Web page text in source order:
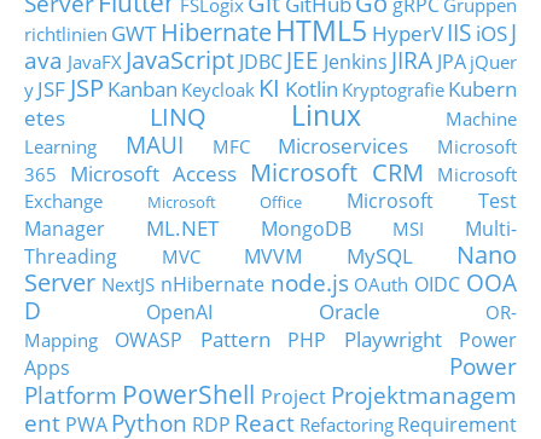
richtlinien GWT HibernateHTML5 HyperVIIS iOSJ
ava JavaFX JavaScript JDBC JEE Jenkins JIRA JPA jQuer
y JSF JSP Kanban Keycloak KI Kotlin Kryptografie Kubern
etes
LINQ Linux
Machine
Learning
MAUI MFC Microservices
Microsoft
365
Microsoft Access Microsoft CRM
Microsoft
Exchange
Microsoft Office
Microsoft Test
Manager
ML.NET MongoDB MSI
Multi-
Threading
MVC MVVM MySQL
Nano
Server NextJS nHibernate node.js OAuth OIDC OOA
D
OpenAI Oracle
OR-
Mapping
OWASP Pattern PHP Playwright
Power
Apps
Power
Platform PowerShell Project Projektmanagem
ent PWA Python RDP React Refactoring Requirement